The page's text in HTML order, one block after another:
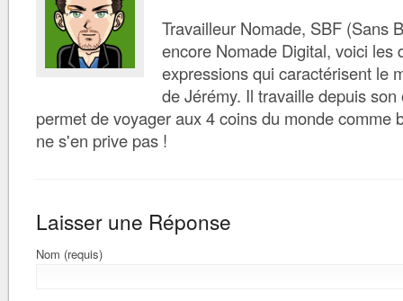
Travailleur Nomade, SBF (Sans
encore Nomade Digital, voici les
expressions qui caractérisent le
de Jérémy. Il travaille depuis
permet de voyager aux 4 coins du monde comme
ne s'en prive pas !
Laisser une Réponse
Nom (requis)